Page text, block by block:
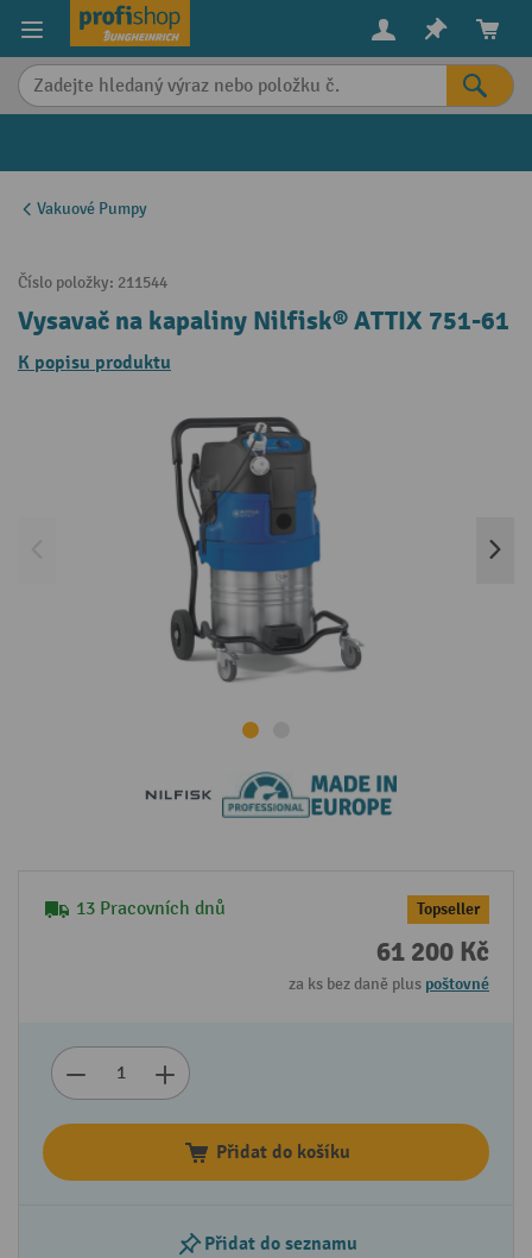
content
Vakuové Pumpy
Číslo položky: 211544
Vysavač na kapaliny Nilfisk® ATTIX 751-61
K popisu produktu
13 Pracovních dnů Topseller
61 200 Kč
za ks bez daně plus poštovné
Přidat do košíku
Přidat do seznamu